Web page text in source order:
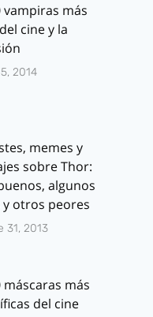
vampiras más
cine y la
2014
memes y
sobre Thor:
algunos
y otros peores
31, 2013
máscaras más
del cine